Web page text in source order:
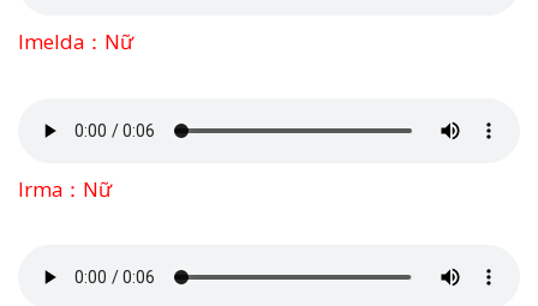
Imelda：Nữ
Irma：Nữ